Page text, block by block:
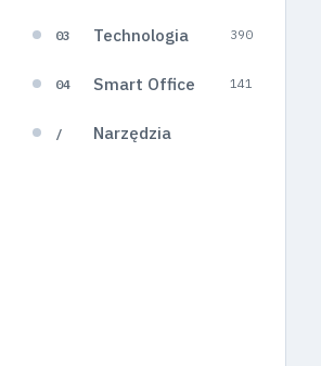
03 Technologia 390
04 Smart Office 141
/ Narzędzia